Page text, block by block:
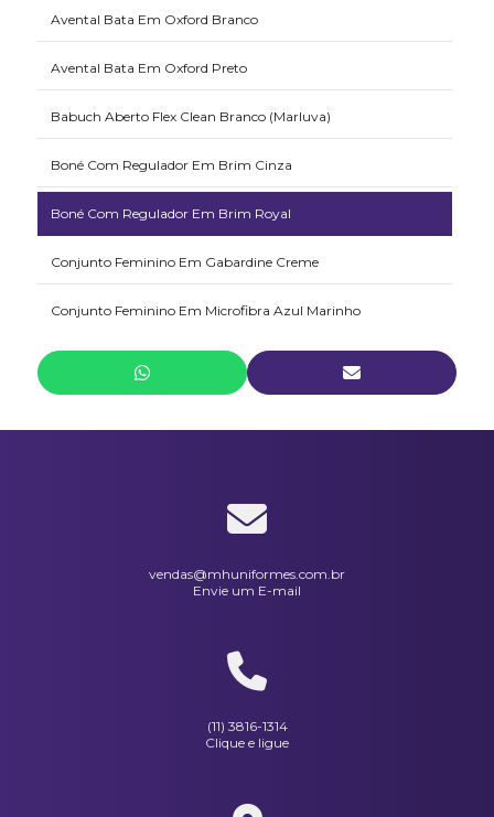
Avental Bata Em Oxford Branco
Avental Bata Em Oxford Preto
Babuch Aberto Flex Clean Branco (Marluva)
Boné Com Regulador Em Brim Cinza
Boné Com Regulador Em Brim Royal
Conjunto Feminino Em Gabardine Creme
Conjunto Feminino Em Microfibra Azul Marinho
Conjunto Feminino Em Oxford Azul Marinho
Conjunto Feminino Em Semprigual Bege
Conjunto Masculino Gola Esporte Em Brim Cinza
Touca Com Rede Branca
vendas@mhuniformes.com.br
Envie um E-mail
(11) 3816-1314
Clique e ligue